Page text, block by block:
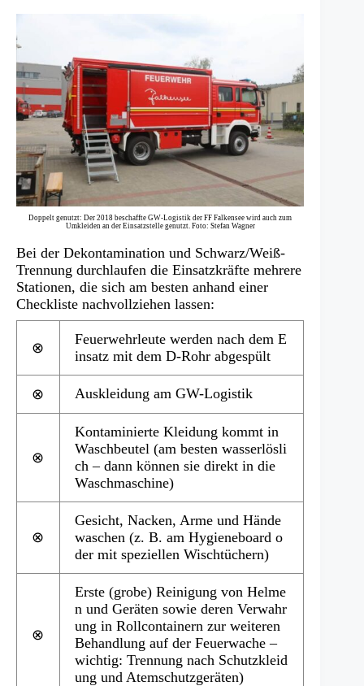
Doppelt genutzt: Der 2018 beschaffte GW-Logistik der FF Falkensee wird auch zum
Umkleiden an der Einsatzstelle genutzt. Foto: Stefan Wagner
Bei der Dekontamination und Schwarz/Weiß-
Trennung durchlaufen die Einsatzkräfte mehrere
Stationen, die sich am besten anhand einer
Checkliste nachvollziehen lassen:
⊗
Feuerwehrleute werden nach dem E
insatz mit dem D-Rohr abgespült
⊗ Auskleidung am GW-Logistik
⊗
Kontaminierte Kleidung kommt in
Waschbeutel (am besten wasserlösli
ch – dann können sie direkt in die
Waschmaschine)
⊗
Gesicht, Nacken, Arme und Hände
waschen (z. B. am Hygieneboard o
der mit speziellen Wischtüchern)
⊗
Erste (grobe) Reinigung von Helme
n und Geräten sowie deren Verwahr
ung in Rollcontainern zur weiteren
Behandlung auf der Feuerwache –
wichtig: Trennung nach Schutzkleid
ung und Atemschutzgeräten)